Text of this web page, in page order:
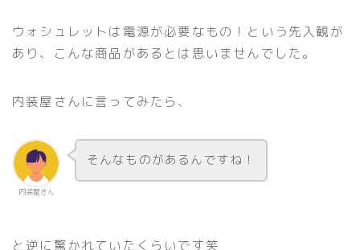
ウォシュレットは電源が必要なもの！という先入観が
あり、こんな商品があるとは思いませんでした。
内装屋さんに言ってみたら、
内装屋さん
そんなものがあるんですね！
と逆に驚かれていたくらいです笑